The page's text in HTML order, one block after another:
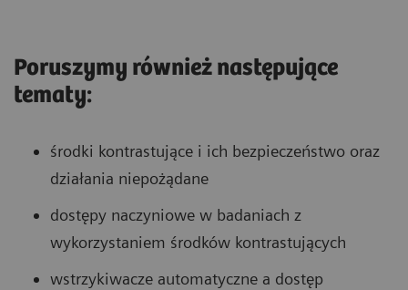
Poruszymy również następujące
tematy:
środki kontrastujące i ich bezpieczeństwo oraz
działania niepożądane
dostępy naczyniowe w badaniach z
wykorzystaniem środków kontrastujących
wstrzykiwacze automatyczne a dostęp